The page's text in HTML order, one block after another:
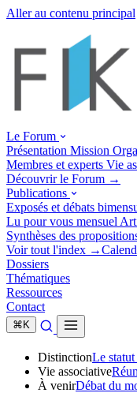
Aller au contenu principal
Le Forum
Présentation Mission
Membres et experts Vie
Découvrir le Forum →
Publications
Exposés et débats
Lu pour vous mensuel
Synthèses des
Voir tout l'index →
Dossiers
Thématiques
Ressources
Contact
⌘ K
DistinctionLe
Vie associative
À venirDébat du